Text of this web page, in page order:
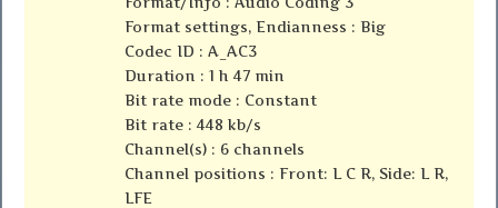
Format settings, Endianness : Big
Codec ID : A_AC3
Duration : 1 h 47 min
Bit rate mode : Constant
Bit rate : 448 kb/s
Channel(s) : 6 channels
Channel positions : Front: L C R, Side: L R,
LFE